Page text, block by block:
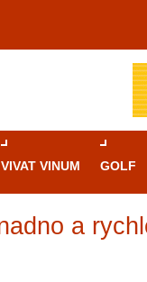
VIVAT VINUM GOLF
a
kasinovými